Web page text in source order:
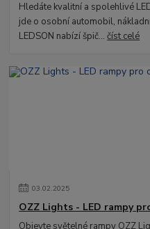
Hledáte kvalitní a spolehlivé
jde o osobní automobil,
LEDSON nabízí špič...číst celé
03.02.2025
OZZ Lights - LED rampy
Objevte světelné rampy OZZ